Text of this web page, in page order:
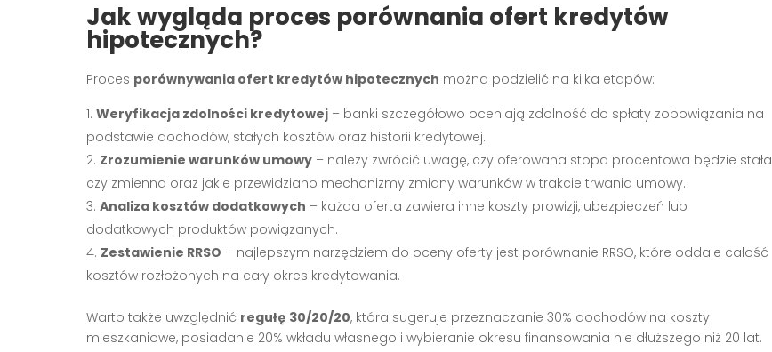
Jak wygląda proces porównania ofert kredytów
hipotecznych?
Proces porównywania ofert kredytów hipotecznych można podzielić na kilka etapów:
Weryfikacja zdolności kredytowej – banki szczegółowo oceniają zdolność do spłaty zobowiązania na
podstawie dochodów, stałych kosztów oraz historii kredytowej.
Zrozumienie warunków umowy – należy zwrócić uwagę, czy oferowana stopa procentowa będzie stała
czy zmienna oraz jakie przewidziano mechanizmy zmiany warunków w trakcie trwania umowy.
Analiza kosztów dodatkowych – każda oferta zawiera inne koszty prowizji, ubezpieczeń lub
dodatkowych produktów powiązanych.
Zestawienie RRSO – najlepszym narzędziem do oceny oferty jest porównanie RRSO, które oddaje całość
kosztów rozłożonych na cały okres kredytowania.
Warto także uwzględnić regułę 30/20/20, która sugeruje przeznaczanie 30% dochodów na koszty
mieszkaniowe, posiadanie 20% wkładu własnego i wybieranie okresu finansowania nie dłuższego niż 20 lat.